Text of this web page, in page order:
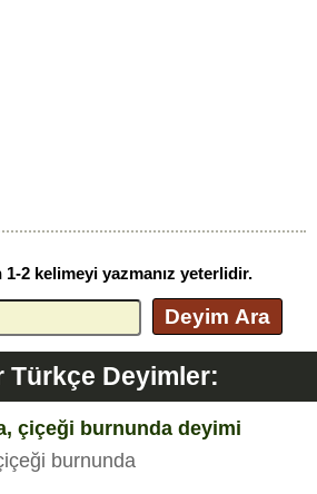
1-2 kelimeyi yazmanız yeterlidir.
Deyim Ara
Türkçe Deyimler:
çiçeği burnunda deyimi
burnunda